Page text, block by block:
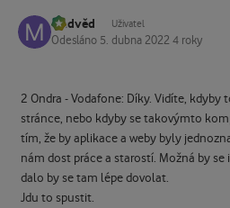
Medvěd Uživatel
Odesláno 5. dubna 2022 4 roky
2 Ondra - Vodafone: Díky. Vidíte,
stránce, nebo kdyby se takovýmto
tím, že by aplikace a weby byly
nám dost práce a starostí. Možná by
dalo by se tam lépe dovolat.
Jdu to spustit.